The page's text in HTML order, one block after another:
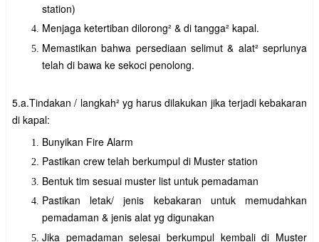
station)
Menjaga ketertiban dilorong² & di tangga² kapal.
Memastikan bahwa persediaan selimut & alat² seprlunya
telah di bawa ke sekoci penolong.
5.a.Tindakan / langkah² yg harus dilakukan jika terjadi kebakaran
di kapal:
Bunyikan Fire Alarm
Pastikan crew telah berkumpul di Muster station
Bentuk tim sesuai muster list untuk pemadaman
Pastikan letak/ jenis kebakaran untuk memudahkan
pemadaman & jenis alat yg digunakan
Jika pemadaman selesai berkumpul kembali di Muster